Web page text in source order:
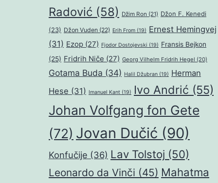
Radović (58) Džim Ron (21) Džon F. Kenedi
(23) Džon Vuden (22) Erih From (19) Ernest Hemingvej
(31) Ezop (27) Fjodor Dostojevski (19) Fransis Bejkon
(25) Fridrih Niče (27) Georg Vilhelm Fridrih Hegel (20)
Gotama Buda (34) Halil Džubran (19) Herman
Hese (31) Imanuel Kant (19) Ivo Andrić (55)
Johan Volfgang fon Gete
(72) Jovan Dučić (90)
Konfučije (36) Lav Tolstoj (50)
Leonardo da Vinči (45) Mahatma